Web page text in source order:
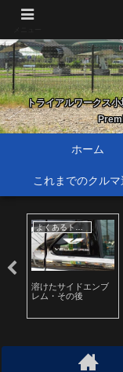
新・歴代トラ
トライアルワークス
ホーム
これまでのクル
よくあるトラブル
溶けたサイドエンブ
レム・その後